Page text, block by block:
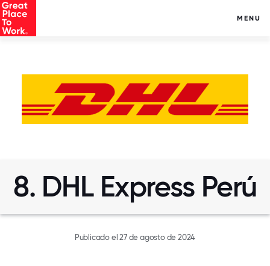
MENU
8. DHL Express Perú
Publicado el 27 de agosto de 2024